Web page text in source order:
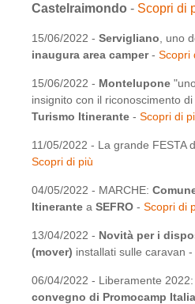
Castelraimondo - Scopri di
15/06/2022 - Servigliano , uno
inaugura area camper- Scopri
15/06/2022 - Montelupone
insignito con il riconoscimento di
Turismo Itinerante - Scopri di
11/05/2022 - La grande FESTA
Scopri di più
04/05/2022 - MARCHE:
Itinerante a SEFRO - Scopri di
13/04/2022 - Novità per i
(mover) installati sulle caravan -
06/04/2022 - Liberamente
convegno di Promocamp Italia